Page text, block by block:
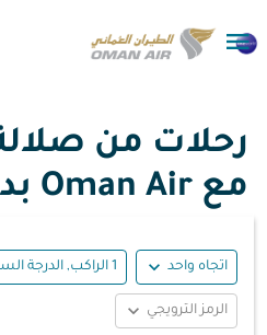

رحلات من
مع Oman Air بدءًا
اتجاه واحد expand_more 1 الراكب, الدرجة السياحية
الرمز الترويجي expand_more